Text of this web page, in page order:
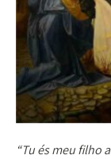
“Tu és meu filho